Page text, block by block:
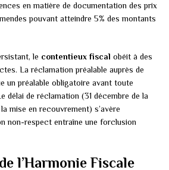
en matière de documentation des prix
pouvant atteindre 5% des montants
le contentieux fiscal obéit à des
La réclamation préalable auprès de
un préalable obligatoire avant toute
délai de réclamation (31 décembre de la
mise en recouvrement) s’avère
non-respect entraîne une forclusion
l’Harmonie Fiscale